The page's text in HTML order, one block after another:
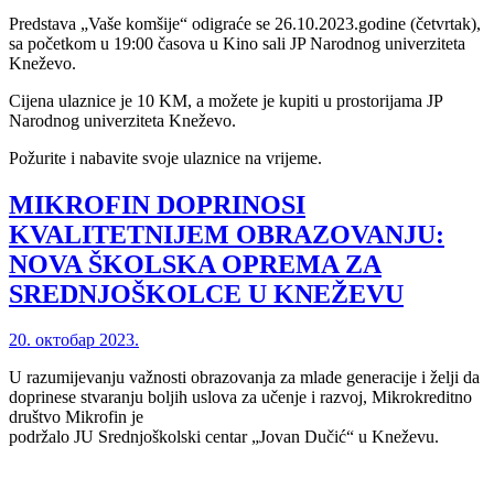
Predstava „Vaše komšije“ odigraće se 26.10.2023.godine (četvrtak),
sa početkom u 19:00 časova u Kino sali JP Narodnog univerziteta
Kneževo.
Cijena ulaznice je 10 KM, a možete je kupiti u prostorijama JP
Narodnog univerziteta Kneževo.
Požurite i nabavite svoje ulaznice na vrijeme.
MIKROFIN DOPRINOSI
KVALITETNIJEM OBRAZOVANJU:
NOVA ŠKOLSKA OPREMA ZA
SREDNJOŠKOLCE U KNEŽEVU
20. октобар 2023.
U razumijevanju važnosti obrazovanja za mlade generacije i želji da
doprinese stvaranju boljih uslova za učenje i razvoj, Mikrokreditno
društvo Mikrofin je
podržalo JU Srednjoškolski centar „Jovan Dučić“ u Kneževu.